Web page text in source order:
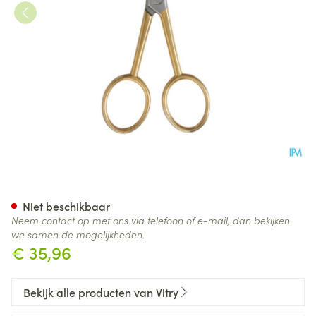
€ 35,96
Niet beschikbaar
Neem contact op met ons via telefoon of e-mail, dan bekijken
we samen de mogelijkheden.
Bekijk alle producten van Vitry